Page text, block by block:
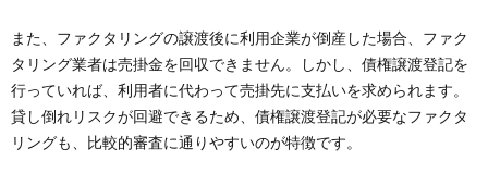
また、ファクタリングの譲渡後に利用企業が倒産した場合、ファク
タリング業者は売掛金を回収できません。しかし、債権譲渡登記を
行っていれば、利用者に代わって売掛先に支払いを求められます。
貸し倒れリスクが回避できるため、債権譲渡登記が必要なファクタ
リングも、比較的審査に通りやすいのが特徴です。